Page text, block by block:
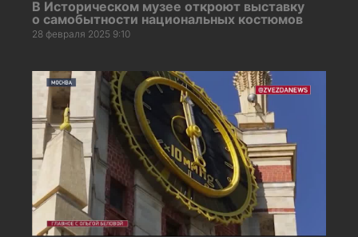
В Историческом музее откроют выставку
о самобытности национальных костюмов
28 февраля 2025 9:10